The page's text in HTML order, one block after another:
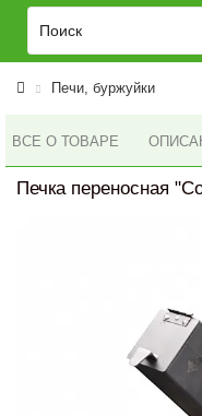
Печи, буржуйки
ВСЕ О ТОВАРЕ
Печка переносная